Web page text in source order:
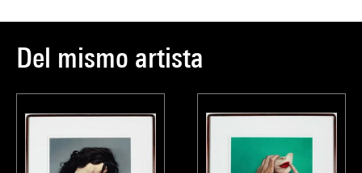
Del mismo artista